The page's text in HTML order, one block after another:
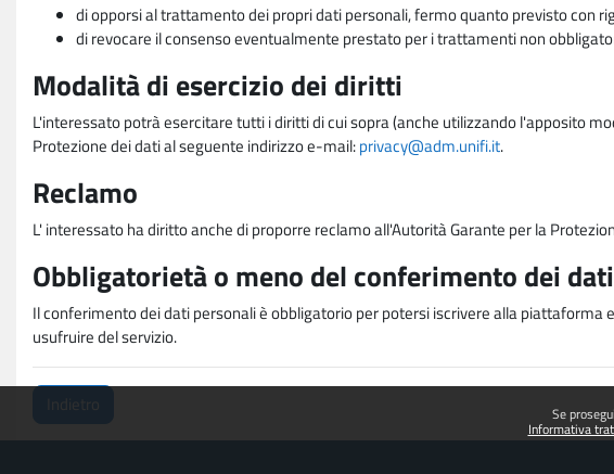
Se
Informativa
di opporsi al trattamento dei propri dati personali, fermo quanto previsto con
di revocare il consenso eventualmente prestato per i trattamenti non
Modalità di esercizio dei diritti
L'interessato potrà esercitare tutti i diritti di cui sopra (anche utilizzando l'apposito
Protezione dei dati al seguente indirizzo e-mail:privacy@adm.unifi.it.
Reclamo
L' interessato ha diritto anche di proporre reclamo all'Autorità Garante per la
Obbligatorietà o meno del conferimento dei dati
Il conferimento dei dati personali è obbligatorio per potersi iscrivere alla
usufruire del servizio.
Indietro